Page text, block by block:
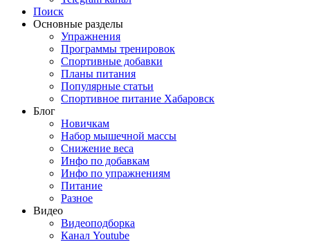
Поиск
Основные разделы
Упражнения
Программы тренировок
Спортивные добавки
Планы питания
Популярные статьи
Спортивное питание Хабаровск
Блог
Новичкам
Набор мышечной массы
Снижение веса
Инфо по добавкам
Инфо по упражнениям
Питание
Разное
Видео
Видеоподборка
Канал Youtube